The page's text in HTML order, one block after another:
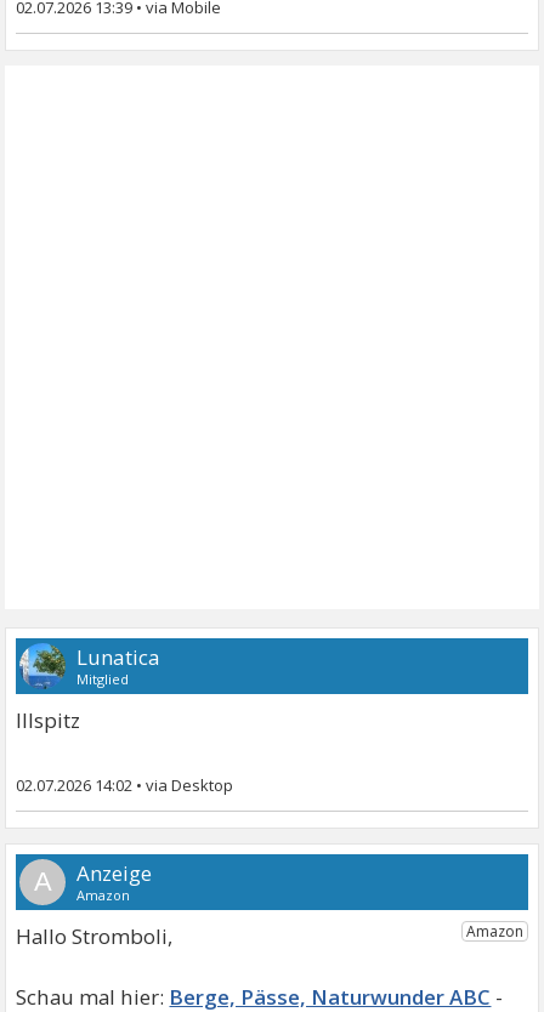
02.07.2026 13:39 •
Lunatica
Mitglied
Illspitz
02.07.2026 14:02 •
A
Hallo Stromboli,
Berge, Pässe, Naturwunder ABC